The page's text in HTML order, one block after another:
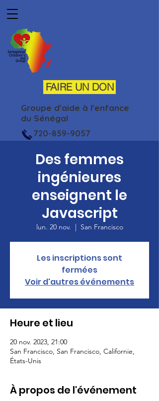
FAIRE UN DON
Groupe d'aide à l'enfance
du Sénégal
720-859-9057
Des femmes
ingénieures
enseignent le
Javascript
lun. 20 nov.
  |
San Francisco
Les inscriptions sont
fermées
Voir d'autres événements
Heure et lieu
20 nov. 2023, 21:00
San Francisco, San Francisco, Californie,
États-Unis
À propos de l'événement